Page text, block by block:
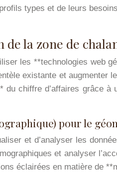
types et de leurs
la zone de
les **technologies web
existante et augmenter
chiffre d’affaires grâce
pour le
et d’analyser les
et analyser
éclairées en matière de